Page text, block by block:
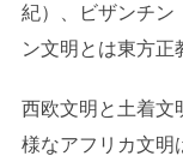
紀）、ビザンチン
ン文明とは東方正
西欧文明と土着文
様なアフリカ文明